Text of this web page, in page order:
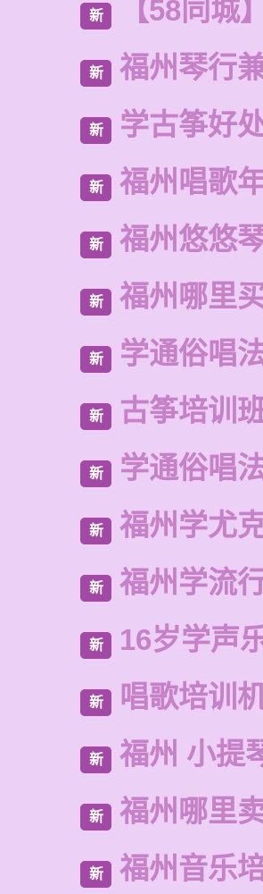
新 【58同城
新 福州琴行
新 学古筝好
新 福州唱歌
新 福州悠悠
新 福州哪里
新 学通俗唱
新 古筝培训
新 学通俗唱
新 福州学尤
新 福州学流
新 16岁学声
新 唱歌培训
新 福州 小提
新 福州哪里
新 福州音乐